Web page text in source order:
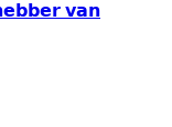
𝘃𝗮𝗻